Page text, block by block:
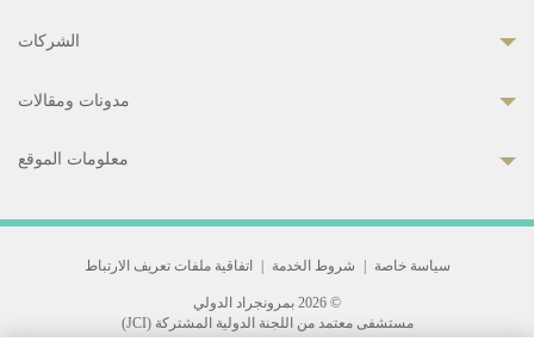
الشركات
مدونات ومقالات
معلومات الموقع
سياسة خاصة شروط الخدمة اتفاقية ملفات تعريف الارتباط
© 2026 بمرونجراد الدولي
مستشفى معتمد من اللجنة الدولية المشتركة (JCI)